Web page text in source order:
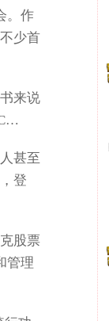
。作
少首
来说
甚至
登
股票
管理